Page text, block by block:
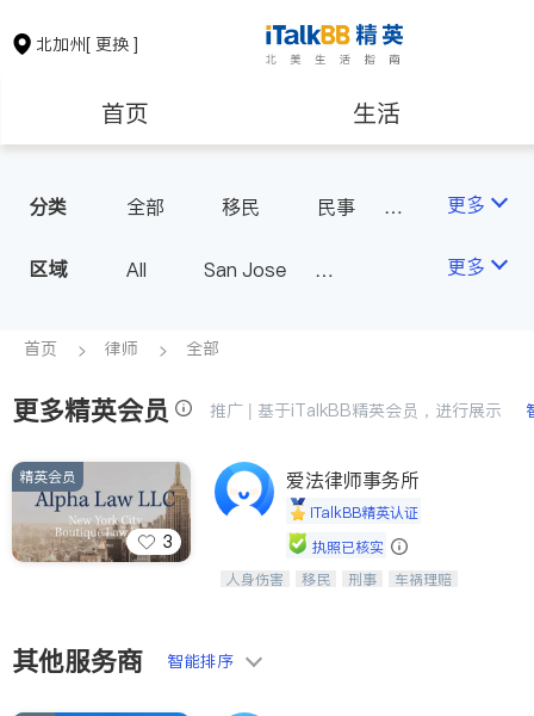
北加州[ 更换 ]
首页 生活
保险理财
银行贷款
建筑装修 教育
养老 非盈利组织
分类 全部 移民
民事
律师-其它
人身伤害
更多
区域 All
San Jose
Fremont & Oakland
更多
首页 律师 全部
更多精英会员 推广 | 基于iTalkBB精英会员，进行展示
3
精英会员 爱法律师事务所
iTalkBB精英认证
执照已核实
一站式法律服务，华人首选.房东房
合同、刑事案件全包办
人身伤害 移民 刑事
车祸理赔
其他服务商 智能排序